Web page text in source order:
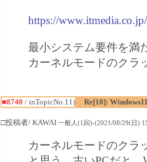
https://
最小システム要件を満
カーネルモードのクラ
■8740 / inTopicNo.11) Re[10]:
□投稿者/ KAWAI 一般人(1回)-(2021/08/29(日)
カーネルモードのクラ